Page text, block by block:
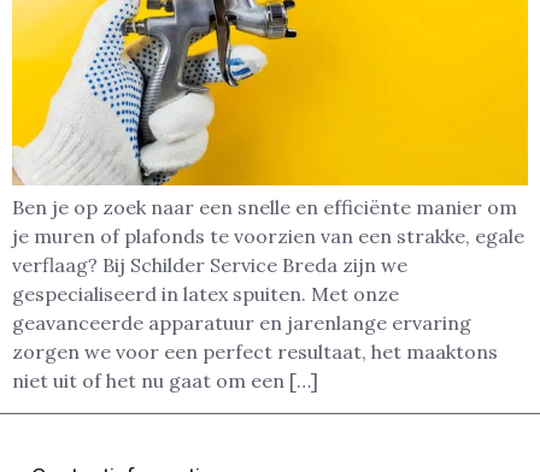
Ben je op zoek naar een snelle en efficiënte manier om
je muren of plafonds te voorzien van een strakke, egale
verflaag? Bij Schilder Service Breda zijn we
gespecialiseerd in latex spuiten. Met onze
geavanceerde apparatuur en jarenlange ervaring
zorgen we voor een perfect resultaat, het maaktons
niet uit of het nu gaat om een […]